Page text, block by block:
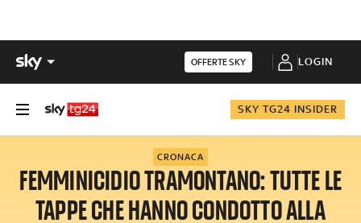
OFFERTE SKY LOGIN
SKY TG24 INSIDER
CRONACA
FEMMINICIDIO TRAMONTANO: TUTTE LE
TAPPE CHE HANNO CONDOTTO ALLA